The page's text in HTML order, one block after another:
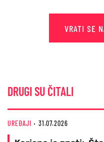
VRATI SE
DRUGI SU ČITALI
UREĐAJI 31.07.2026